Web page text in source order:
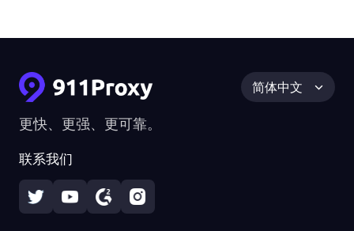
更快、更强、更可靠。
联系我们
简体中文